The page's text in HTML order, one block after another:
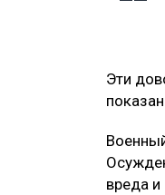
Эти
вреда и